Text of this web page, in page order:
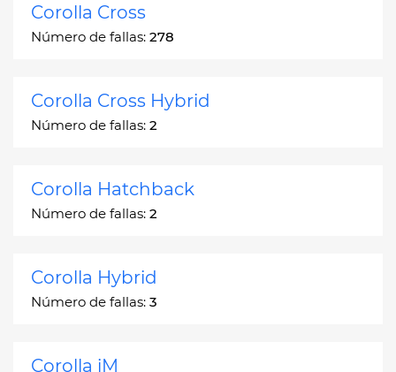
Corolla Cross
Número de fallas: 278
Corolla Cross Hybrid
Número de fallas: 2
Corolla Hatchback
Número de fallas: 2
Corolla Hybrid
Número de fallas: 3
Corolla iM